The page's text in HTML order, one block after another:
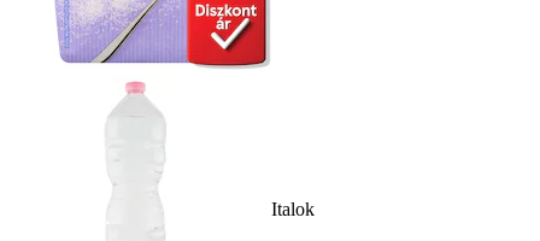
Italok